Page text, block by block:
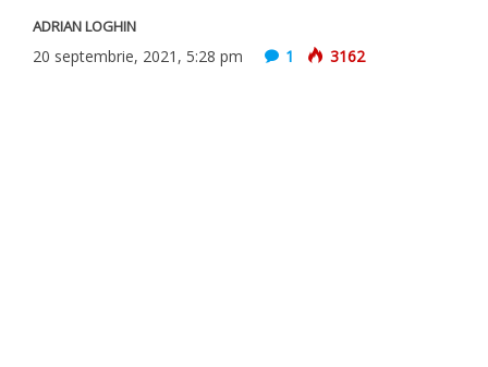
ADRIAN LOGHIN
20 septembrie, 2021, 5:28 pm 1 3162